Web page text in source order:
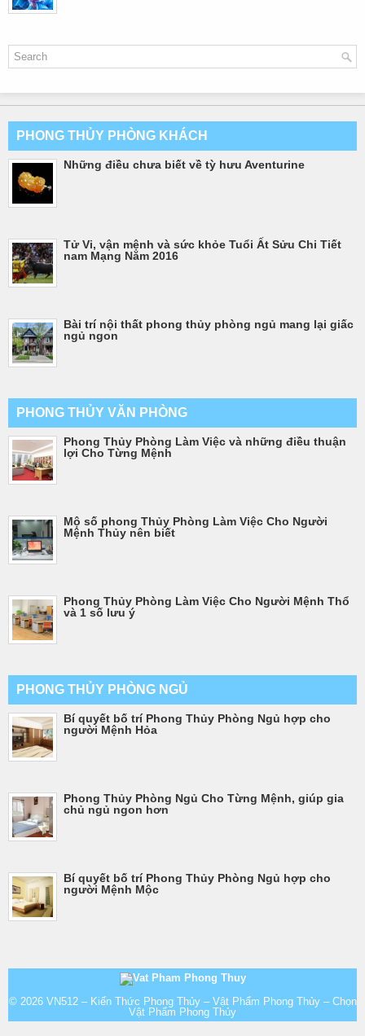
PHONG THỦY PHÒNG KHÁCH
Những điều chưa biết về tỳ hưu Aventurine
Tử Vi, vận mệnh và sức khỏe Tuổi Ất Sửu Chi Tiết
nam Mạng Năm 2016
Bài trí nội thất phong thủy phòng ngủ mang lại giấc
ngủ ngon
PHONG THỦY VĂN PHÒNG
Phong Thủy Phòng Làm Việc và những điều thuận
lợi Cho Từng Mệnh
Mộ số phong Thủy Phòng Làm Việc Cho Người
Mệnh Thủy nên biết
Phong Thủy Phòng Làm Việc Cho Người Mệnh Thổ
và 1 số lưu ý
PHONG THỦY PHÒNG NGỦ
Bí quyết bố trí Phong Thủy Phòng Ngủ hợp cho
người Mệnh Hỏa
Phong Thủy Phòng Ngủ Cho Từng Mệnh, giúp gia
chủ ngủ ngon hơn
Bí quyết bố trí Phong Thủy Phòng Ngủ hợp cho
người Mệnh Mộc
© 2026 VN512 – Kiến Thức Phong Thủy – Vật Phẩm Phong Thủy – Chọn
Vật Phẩm Phong Thủy